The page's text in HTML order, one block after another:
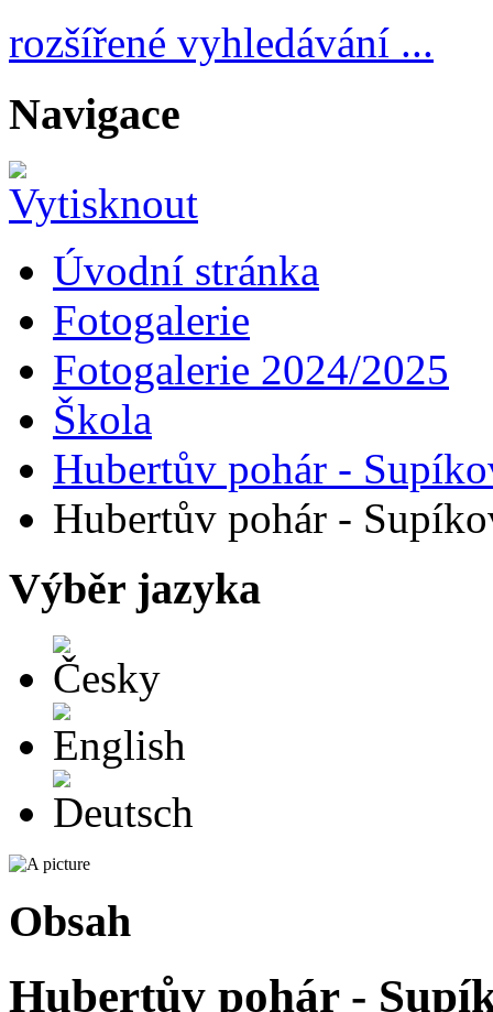
rozšířené vyhledávání ...
Navigace
Úvodní stránka
Fotogalerie
Fotogalerie 2024/2025
Škola
Hubertův pohár -
Hubertův pohár -
Výběr jazyka
Obsah
Hubertův pohár -